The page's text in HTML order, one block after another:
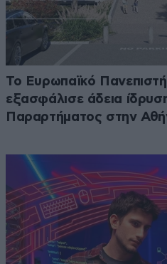
Το Ευρωπαϊκό
εξασφάλισε άδεια
Παραρτήματος στην